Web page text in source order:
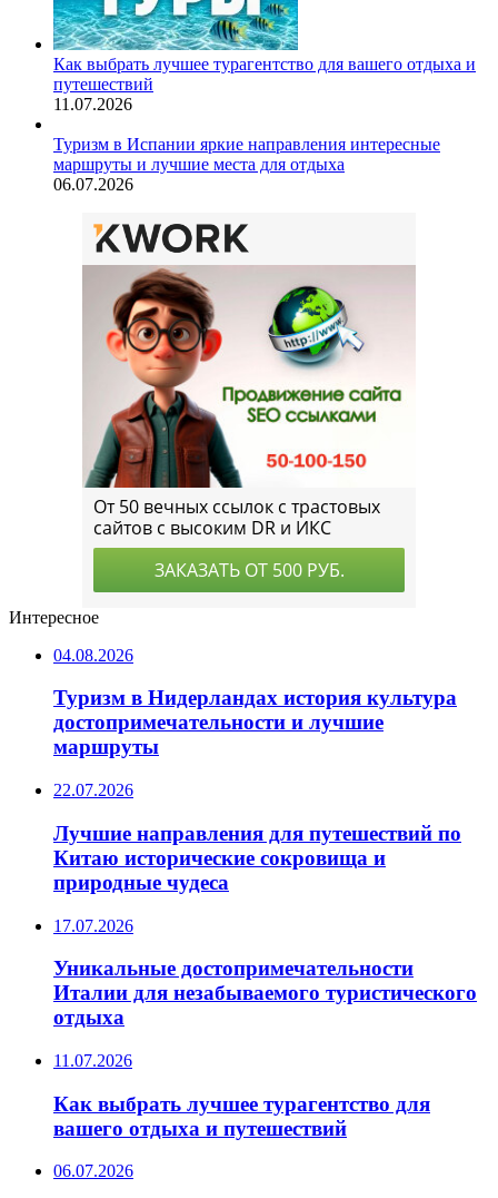
Как выбрать лучшее турагентство для вашего отдыха и
путешествий
11.07.2026
Туризм в Испании яркие направления интересные
маршруты и лучшие места для отдыха
06.07.2026
Интересное
04.08.2026
Туризм в Нидерландах история культура
достопримечательности и лучшие
маршруты
22.07.2026
Лучшие направления для путешествий по
Китаю исторические сокровища и
природные чудеса
17.07.2026
Уникальные достопримечательности
Италии для незабываемого туристического
отдыха
11.07.2026
Как выбрать лучшее турагентство для
вашего отдыха и путешествий
06.07.2026